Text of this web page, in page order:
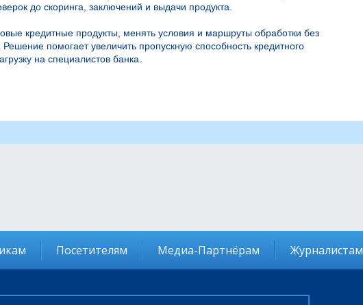
до скоринга, заключений и выдачи продукта.
кредитные продукты, менять условия и маршруты обработки без
помогает увеличить пропускную способность кредитного
на специалистов банка.
Посетителям Медиа-Партнёрам Журналистам